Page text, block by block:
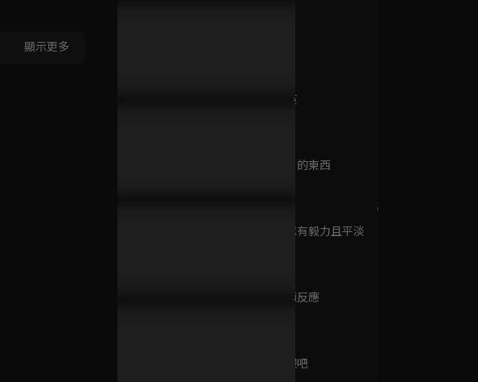
第10集 裂痕
第11集 背負的東西
第12集 堅忍有毅力且平淡
第13集 連鎖反應
第14集 屈服吧
顯示更多
棒球大聯盟 S1
棒球大聯盟 S6
已完結 / 共 25 集
棒球大聯盟 S3